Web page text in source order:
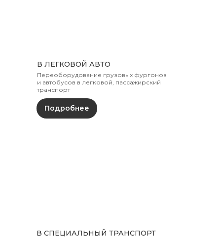
Переоборудование грузовых фургонов
и автобусов в легковой, пассажирский
транспорт
В ЛЕГКОВОЙ АВТО
Подробнее
В СПЕЦИАЛЬНЫЙ ТРАНСПОРТ